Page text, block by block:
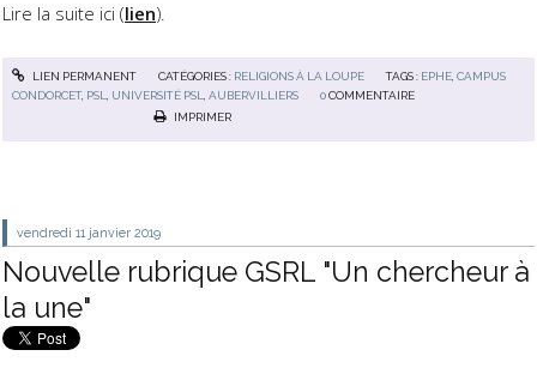
Lire la suite ici (lien).
LIEN PERMANENT CATÉGORIES : RELIGIONS À LA LOUPE TAGS : EPHE ,CAMPUS
CONDORCET, PSL UNIVERSITÉ PSL ,AUBERVILLIERS 0 COMMENTAIRE
IMPRIMER
vendredi 11 janvier 2019
Nouvelle rubrique GSRL "Un chercheur à
la une"